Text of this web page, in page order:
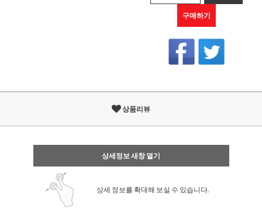
구매하기
상품리뷰
상세정보 새창 열기
상세 정보를 확대해 보실 수 있습니다.